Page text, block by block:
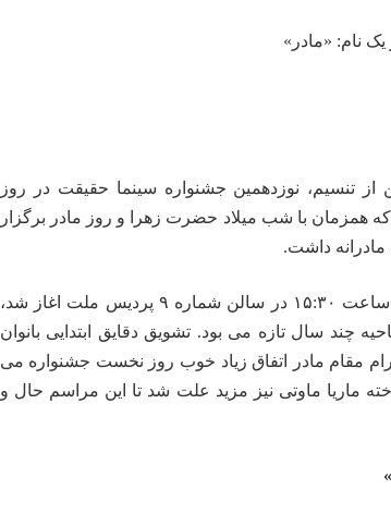
از تنسیم، نوزدهمین جشنواره سینما حقیقت در روز
که همزمان با شب میلاد حضرت زهرا و روز مادر برگزار
داشت.
مراسم افتتاحیه جشنواره که از حوالی ساعت ۱۵:۳۰ در سالن شماره ۹ پردیس ملت اغاز شد،
چند سال تازه می بود. تشویق دقایق ابتدایی بانوان
مقام مادر اتفاق زیاد خوب روز نخست جشنواره می
ماریا ماوتی نیز مزید علت شد تا این مراسم حال و